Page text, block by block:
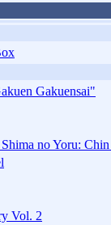
Gakuensai"
no Yoru:
Vol. 2